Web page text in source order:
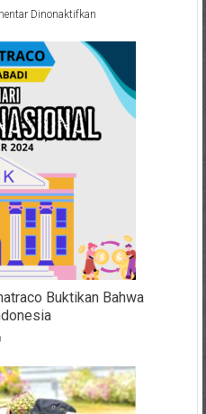
Dinonaktifkanpada
Laut
di
Dusun
Menangguh
Roboh
Banjir
Buktikan Bahwa